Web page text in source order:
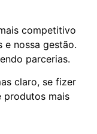
competitivo
e nossa gestão.
parcerias.
claro, se fizer
produtos mais